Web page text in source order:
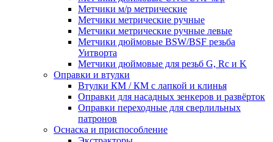
Метчики м/р метрические
Метчики метрические ручные
Метчики метрические ручные левые
Метчики дюймовые BSW/BSF резьба
Уитворта
Метчики дюймовые для резьб G, Rc и K
Оправки и втулки
Втулки КМ / КМ с лапкой и клинья
Оправки для насадных зенкеров и развёрток
Оправки переходные для сверлильных
патронов
Оснаска и приспособление